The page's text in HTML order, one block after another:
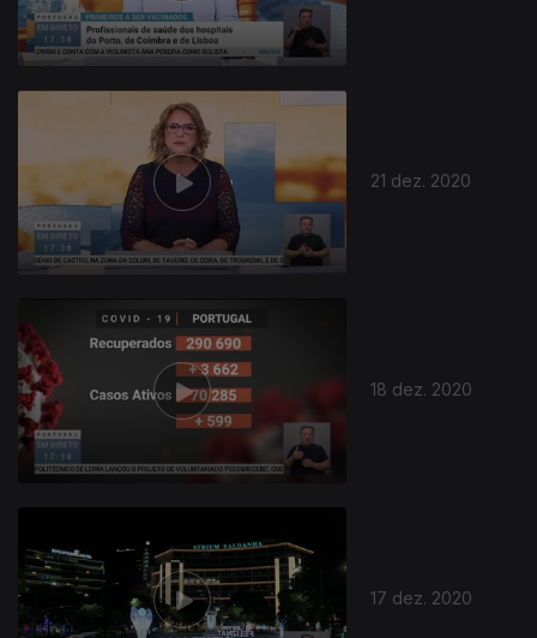
21 dez. 2020
18 dez. 2020
17 dez. 2020